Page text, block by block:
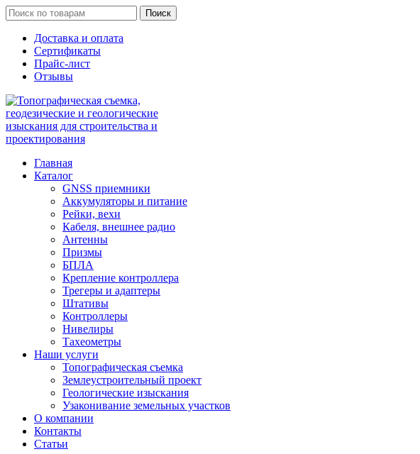
Поиск
Доставка и оплата
Сертификаты
Прайс-лист
Отзывы
Главная
Каталог
GNSS приемники
Аккумуляторы и питание
Рейки, вехи
Кабеля, внешнее радио
Антенны
Призмы
БПЛА
Крепление контроллера
Трегеры и адаптеры
Штативы
Контроллеры
Нивелиры
Тахеометры
Наши услуги
Топографическая съемка
Землеустроительный проект
Геологические изыскания
Узаконивание земельных участков
О компании
Контакты
Статьи